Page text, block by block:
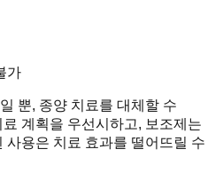
가
뿐, 종양 치료를 대체할 수
계획을 우선시하고, 보조제는
사용은 치료 효과를 떨어뜨릴 수